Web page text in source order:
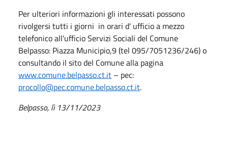
Per ulteriori informazioni gli interessati possono
rivolgersi tutti i giorni in orari d' ufficio a mezzo
telefonico all'ufficio Servizi Sociali del Comune
Belpasso: Piazza Municipio,9 (tel 095/7051236/246) o
consultando il sito del Comune alla pagina
www.comune.belpasso.ct.it – pec:
procollo@pec.comune.belpasso.ct.it.
Belpasso, lì 13/11/2023